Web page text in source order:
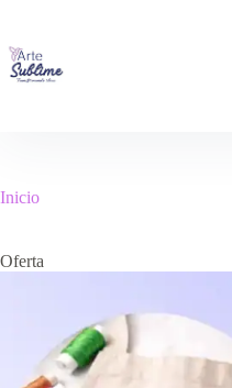
Inicio
Oferta